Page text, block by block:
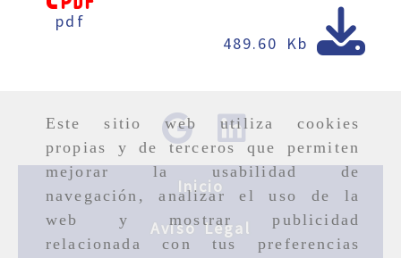
Este sitio web utiliza cookies
propias y de terceros que permiten
mejorar la usabilidad de
navegación, analizar el uso de la
web y mostrar publicidad
relacionada con tus preferencias
pdf
489.60 Kb
Inicio
Aviso Legal